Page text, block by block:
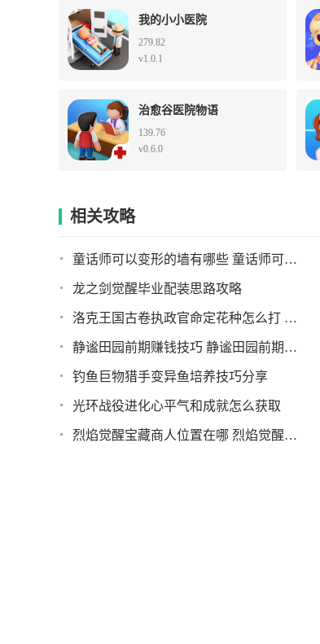
我的小小医院
279.82
v1.0.1
治愈谷医院物语
139.76
v0.6.0
相关攻略
童话师可以变形的墙有哪些 童话师可以变形的墙推荐
龙之剑觉醒毕业配装思路攻略
洛克王国古卷执政官命定花种怎么打 古卷执政官命定花种打法攻略
静谧田园前期赚钱技巧 静谧田园前期如何快速赚到钱
钓鱼巨物猎手变异鱼培养技巧分享
光环战役进化心平气和成就怎么获取
烈焰觉醒宝藏商人位置在哪 烈焰觉醒宝藏商人坐标